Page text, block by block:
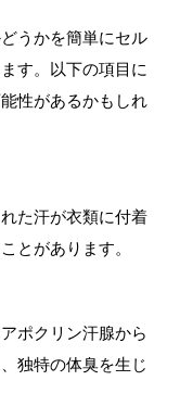
うかを簡単にセル
す。以下の項目に
性があるかもしれ
た汗が衣類に付着
とがあります。
ポクリン汗腺から
独特の体臭を生じ